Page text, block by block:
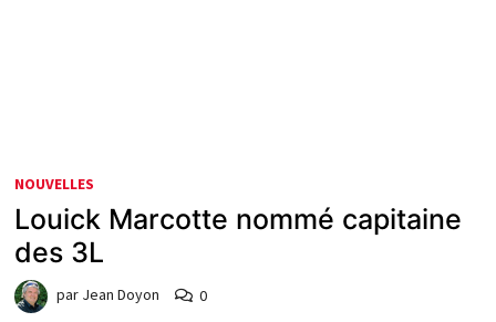
NOUVELLES
Louick Marcotte nommé capitaine
des 3L
par Jean Doyon 0